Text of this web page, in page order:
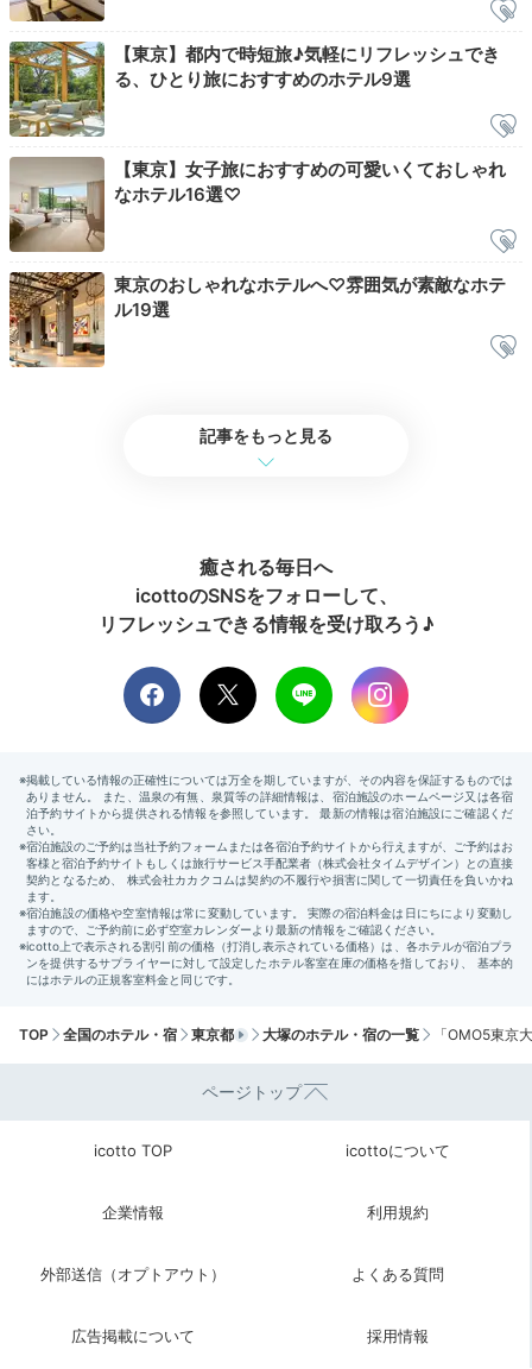
ご近所ガイド OMOレンジャー 渡邉
「OMOrningリゾット」は 全7種類！チーズ卵やトマト
海老、かぼちゃリコッタや和風の鮭いくらなど、豊富な
Check-out
11:00
遊び心を忘れずに。
ラウンジやお部屋でゆるりと過ごすのもいいですね。
Return trip
18:00
おこもり女子旅で
おしゃべりが尽きない女子にぴったりなのは、コンパク
トながらも機能的でおしゃれな客室と、のんびりできる
カフェ。「OMO5（おもふぁいぶ）東京大塚」なら、ど
ちらもいいとこどりできて女子旅に最適です。
【東京】都内で時短旅♪気軽にリフレッシュでき
る、ひとり旅におすすめのホテル9選
【東京】女子旅におすすめの可愛いくておしゃれ
なホテル16選♡
東京のおしゃれなホテルへ♡雰囲気が素敵なホテ
ル19選
記事をもっと見る
癒される毎日へ
icottoのSNSをフォローして、
リフレッシュできる情報を受け取ろう♪
TOP 全国のホテル・宿 東京都 大塚のホテル・宿の一覧 「OMO5東京
ページトップ
icotto TOP icottoについて
企業情報 利用規約
外部送信（オプトアウト） よくある質問
広告掲載について 採用情報